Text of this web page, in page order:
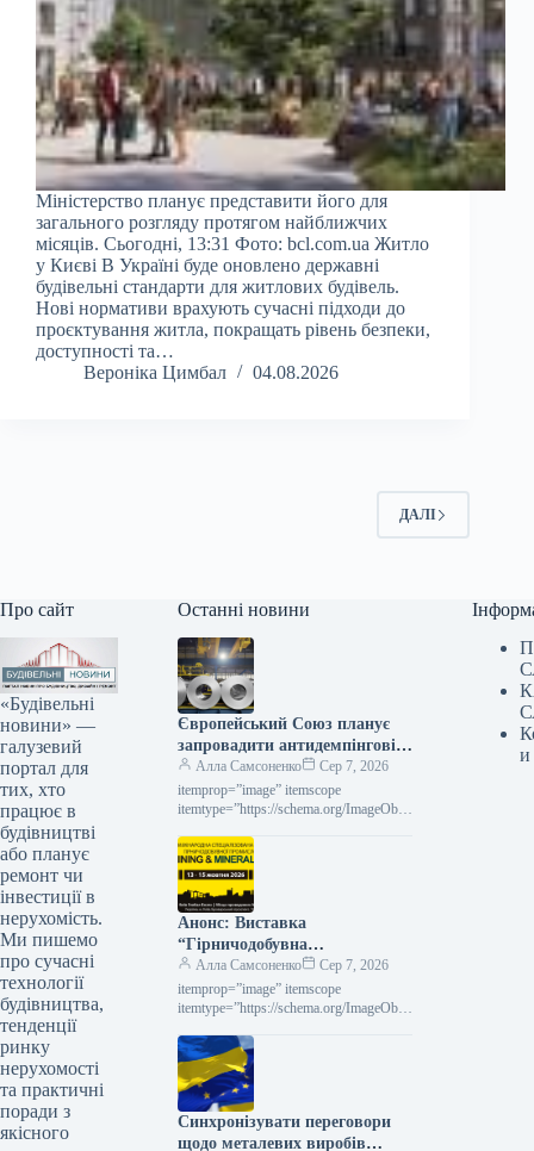
Міністерство планує представити його для
загального розгляду протягом найближчих
місяців. Сьогодні, 13:31 Фото: bcl.com.ua Житло
у Києві В Україні буде оновлено державні
будівельні стандарти для житлових будівель.
Нові нормативи врахують сучасні підходи до
проєктування житла, покращать рівень безпеки,
доступності та…
Вероніка Цимбал
04.08.2026
ДАЛІ
Про сайт
«Будівельні
новини» —
галузевий
портал для
тих, хто
працює в
будівництві
або планує
ремонт чи
інвестиції в
нерухомість.
Ми пишемо
про сучасні
технології
будівництва,
тенденції
ринку
нерухомості
та практичні
поради з
якісного
Останні новини
Європейський Союз планує
запровадити антидемпінгові
збори на холоднокатаний
прокат з п’яти держав.
Алла Самсоненко
Сер 7, 2026
itemprop=”image” itemscope
itemtype=”https://schema.org/ImageObje
Холоднокатаний рулон Новини
Глобальний ринок захисні заходи
Роздрукувати 197 07 Серпня 2026 ЄС
планує запровадити…
Анонс: Виставка
“Гірничодобувна
промисловість та мінерали
Експо 2026”
Алла Самсоненко
Сер 7, 2026
itemprop=”image” itemscope
itemtype=”https://schema.org/ImageObje
Конференції анонси Друк 129 07
Серпня 2026 АНОНС: виставка
Mining & Minerals Expo 2026 Читати…
Синхронізувати переговори
щодо металевих виробів
и